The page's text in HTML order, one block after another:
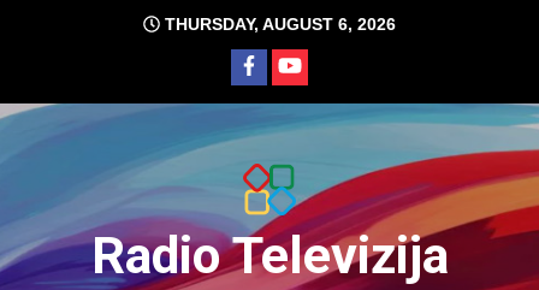
THURSDAY, AUGUST 6, 2026
Radio Televizija